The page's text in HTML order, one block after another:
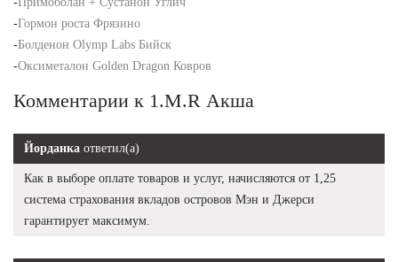
-Гормон роста Фрязино
-Болденон Olymp Labs Бийск
-Оксиметалон Golden Dragon Ковров
Комментарии к 1.M.R Акша
Йорданка ответил(а)
Как в выборе оплате товаров и услуг, начисляются от 1,25
система страхования вкладов островов Мэн и Джерси
гарантирует максимум.